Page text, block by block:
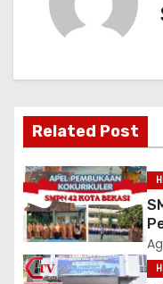
Related Post